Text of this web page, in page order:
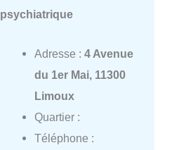
psychiatrique
Adresse : 4 Avenue
du 1er Mai, 11300
Limoux
Quartier :
Téléphone :